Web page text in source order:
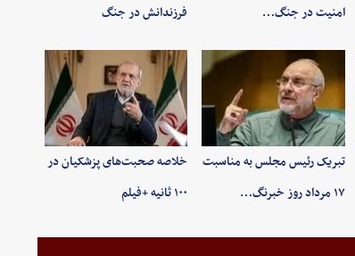
امنیت در جنگ…
فرزندانش در جنگ
تبریک رئیس مجلس به مناسبت
۱۷ مرداد روز خبرنگ…
خلاصه صحبت‌های پزشکیان در
۱۰۰ ثانیه +فیلم